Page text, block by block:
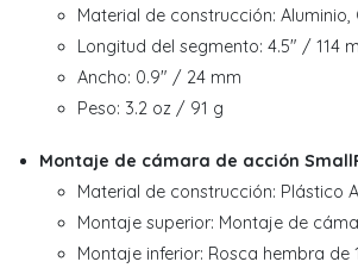
Material de construcción: Aluminio,
Longitud del segmento: 4.5" / 114
Ancho: 0.9" / 24 mm
Peso: 3.2 oz / 91 g
Montaje de cámara de acción
Material de construcción: Plástico
Montaje superior: Montaje de
Montaje inferior: Rosca hembra de